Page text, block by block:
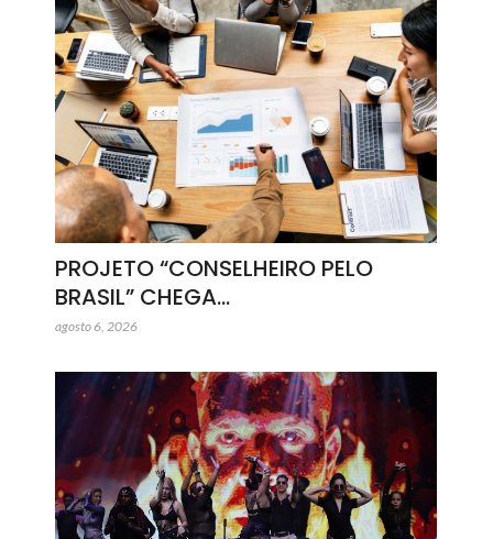
PROJETO “CONSELHEIRO PELO
BRASIL” CHEGA…
agosto 6, 2026